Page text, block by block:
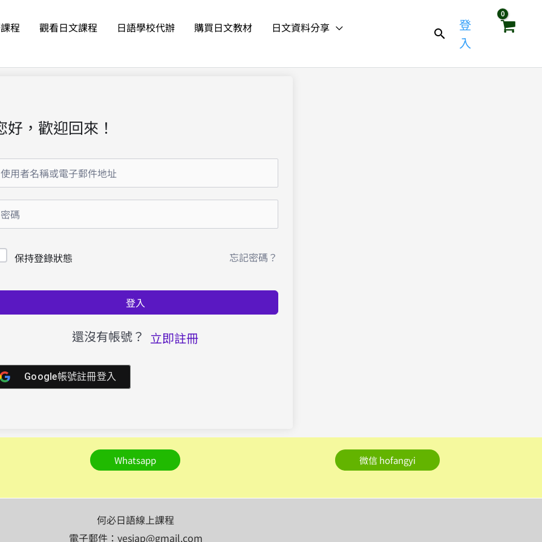
程 觀看日文課程 日語學校代辦 購買日文教材
日文資料分享
登
入
好，歡迎回來！
保持登錄狀態 忘記密碼？
登入
還沒有帳號？ 立即註冊
Google帳號註冊登入
Whatsapp 微信 hofangyi
何必日語線上課程
電子郵件：yesjap@gmail.com